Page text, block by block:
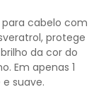
cabelo com
protege
da cor do
Em apenas 1
suave.